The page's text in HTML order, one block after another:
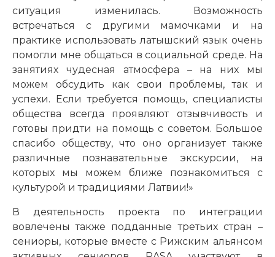
ситуация изменилась. Возможность
встречаться с другими мамочками и на
практике использовать латышский язык очень
помогли мне общаться в социальной среде. На
занятиях чудесная атмосфера – на них мы
можем обсудить как свои проблемы, так и
успехи. Если требуется помощь, специалисты
общества всегда проявляют отзывчивость и
готовы придти на помощь с советом. Большое
спасибо обществу, что оно организует также
различные познавательные экскурсии, на
которых мы можем ближе познакомиться с
культурой и традициями Латвии!»
В деятельность проекта по интеграции
вовлечены также подданные третьих стран –
сениоры, которые вместе с Рижским альянсом